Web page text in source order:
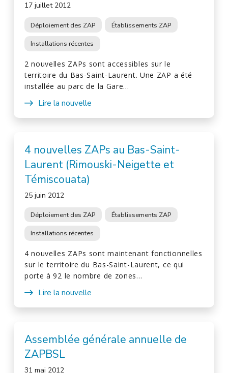
17 juillet 2012
Déploiement des ZAP Établissements ZAP
Installations récentes
2 nouvelles ZAPs sont accessibles sur le
territoire du Bas-Saint-Laurent. Une ZAP a été
installée au parc de la Gare…
Lire la nouvelle
4 nouvelles ZAPs au Bas-Saint-
Laurent (Rimouski-Neigette et
Témiscouata)
25 juin 2012
Déploiement des ZAP Établissements ZAP
Installations récentes
4 nouvelles ZAPs sont maintenant fonctionnelles
sur le territoire du Bas-Saint-Laurent, ce qui
porte à 92 le nombre de zones…
Lire la nouvelle
Assemblée générale annuelle de
ZAPBSL
31 mai 2012